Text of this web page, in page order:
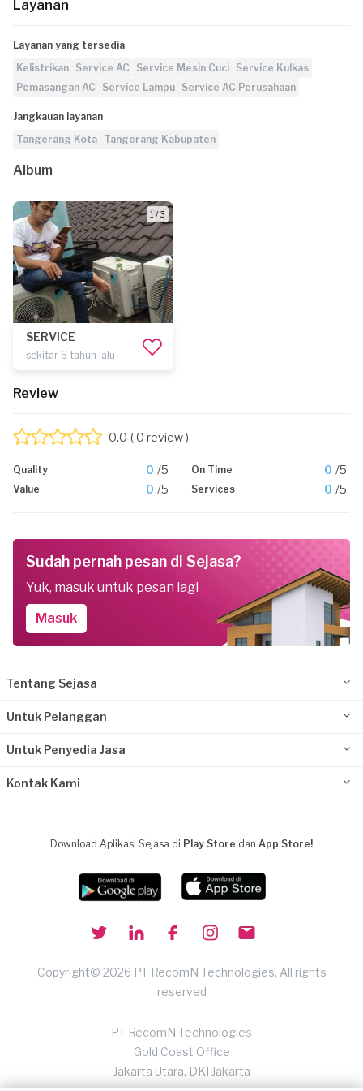
Layanan
Layanan yang tersedia
Kelistrikan Service AC Service Mesin Cuci Service Kulkas
Pemasangan AC
Service Lampu Service AC Perusahaan
Jangkauan layanan
Tangerang Kota Tangerang Kabupaten
Album
1 / 3
SERVICE
sekitar 6 tahun lalu
Review
0.0 ( 0 review )
Quality 0 /5 On Time 0 /5
Value 0 /5 Services 0 /5
Sudah pernah pesan di Sejasa?
Yuk, masuk untuk pesan lagi
Masuk
Tentang Sejasa
Untuk Pelanggan
Untuk Penyedia Jasa
Kontak Kami
Download Aplikasi Sejasa di Play Store dan App Store!
Copyright© 2026 PT RecomN Technologies, All rights
reserved
PT RecomN Technologies
Gold Coast Office
Jakarta Utara, DKI Jakarta